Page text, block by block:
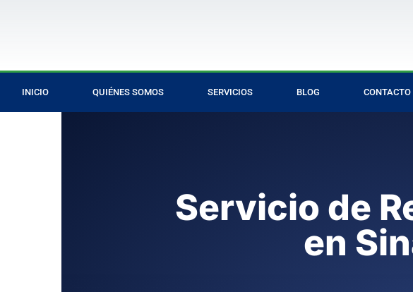
INICIO QUIÉNES SOMOS SERVICIOS BLOG CONTACTO
Servicio de
en